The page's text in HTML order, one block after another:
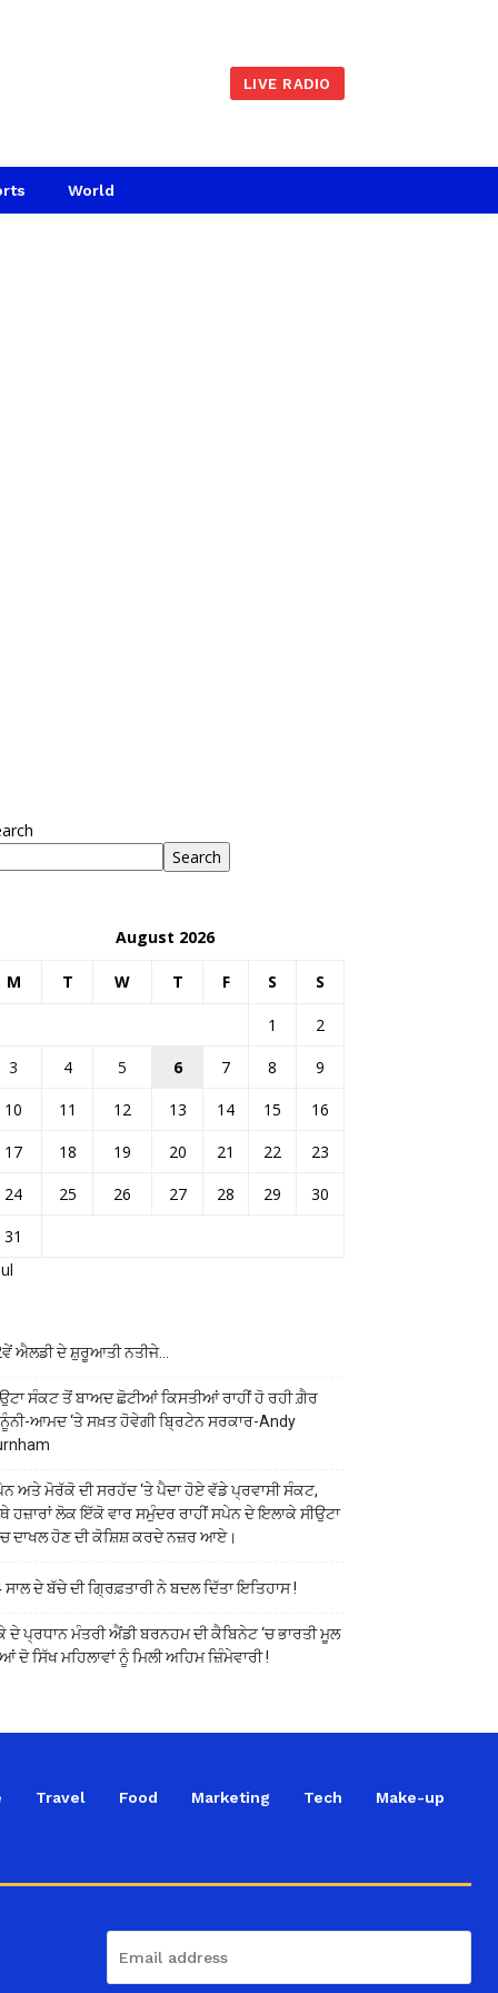
LIVE RADIO
World
Search
August 2026
M T W T F S S
1
2
3
4 5 6 7 8
9
10
11 12 13 14 15
16
17
18 19 20 21 22
23
24
25 26 27 28 29
30
31
ਐਲਡੀ ਦੇ ਸ਼ੁਰੂਆਤੀ ਨਤੀਜੇ…
ਸੰਕਟ ਤੋਂ ਬਾਅਦ ਛੋਟੀਆਂ ਕਿਸਤੀਆਂ ਰਾਹੀਂ ਹੋ ਰਹੀ ਗ਼ੈਰ
ਆਮਦ ‘ਤੇ ਸਖ਼ਤ ਹੋਵੇਗੀ ਬ੍ਰਿਟੇਨ ਸਰਕਾਰ-Andy
ਅਤੇ ਮੋਰੱਕੋ ਦੀ ਸਰਹੱਦ ‘ਤੇ ਪੈਦਾ ਹੋਏ ਵੱਡੇ ਪ੍ਰਵਾਸੀ ਸੰਕਟ,
ਹਜ਼ਾਰਾਂ ਲੋਕ ਇੱਕੋ ਵਾਰ ਸਮੁੰਦਰ ਰਾਹੀਂ ਸਪੇਨ ਦੇ ਇਲਾਕੇ ਸੀਉਟਾ
ਦਾਖਲ ਹੋਣ ਦੀ ਕੋਸ਼ਿਸ਼ ਕਰਦੇ ਨਜ਼ਰ ਆਏ।
ਸਾਲ ਦੇ ਬੱਚੇ ਦੀ ਗ੍ਰਿਫ਼ਤਾਰੀ ਨੇ ਬਦਲ ਦਿੱਤਾ ਇਤਿਹਾਸ !
ਦੇ ਪ੍ਰਧਾਨ ਮੰਤਰੀ ਐਂਡੀ ਬਰਨਹਮ ਦੀ ਕੈਬਿਨੇਟ ‘ਚ ਭਾਰਤੀ ਮੂਲ
ਦੋ ਸਿੱਖ ਮਹਿਲਾਵਾਂ ਨੂੰ ਮਿਲੀ ਅਹਿਮ ਜ਼ਿੰਮੇਵਾਰੀ !
Travel Food Marketing Tech Make-up